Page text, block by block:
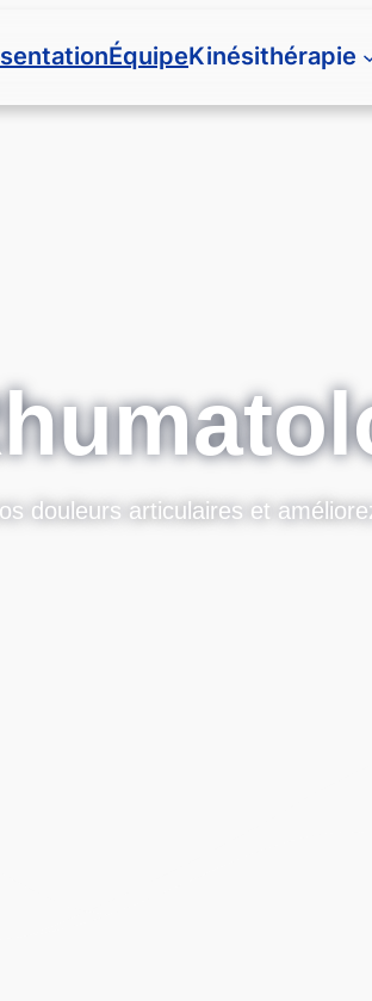
ÉquipeKinésithérapie
douleurs articulaires et